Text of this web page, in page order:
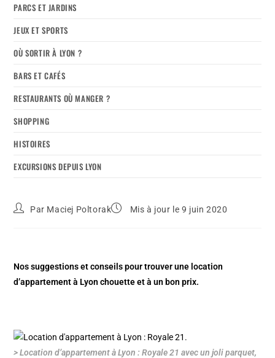
PARCS ET JARDINS
JEUX ET SPORTS
OÙ SORTIR À LYON ?
BARS ET CAFÉS
RESTAURANTS OÙ MANGER ?
SHOPPING
HISTOIRES
EXCURSIONS DEPUIS LYON
Par Maciej Poltorak Mis à jour le 9 juin 2020
Nos suggestions et conseils pour trouver une location
d’appartement à Lyon chouette et à un bon prix.
> Location d’appartement à Lyon : Royale 21 avec un joli parquet,